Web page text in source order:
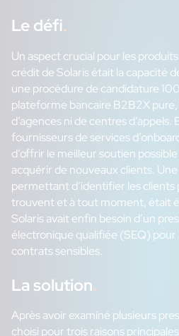
Le défi.
Un aspect crucial pour les
crédit de Solaris était la capacité
une procédure de candidature
plateforme bancaire B2B2X pure,
d’agences ni de centres
fournisseurs de services
d’offrir le meilleur soutien
acquérir de nouveaux clients.
permettant d’identifier les clients
trouvent et à tout moment, était
Solaris avait enfin besoin d’un
électronique qualifiée (SEQ) pour
contrats sensibles.
La solution.
Après avoir examiné plusieurs
choisi pour trois raisons